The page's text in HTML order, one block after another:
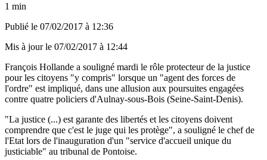
1 min
Publié le 07/02/2017 à 12:36
Mis à jour le 07/02/2017 à 12:44
François Hollande a souligné mardi le rôle protecteur de la justice
pour les citoyens "y compris" lorsque un "agent des forces de
l'ordre" est impliqué, dans une allusion aux poursuites engagées
contre quatre policiers d'Aulnay-sous-Bois (Seine-Saint-Denis).
"La justice (...) est garante des libertés et les citoyens doivent
comprendre que c'est le juge qui les protège", a souligné le chef de
l'Etat lors de l'inauguration d'un "service d'accueil unique du
justiciable" au tribunal de Pontoise.